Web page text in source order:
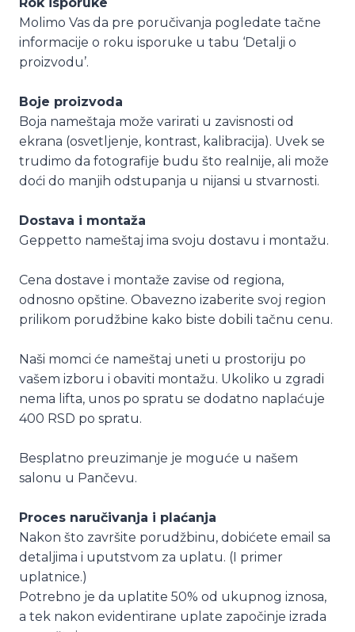
Molimo Vas da pre poručivanja pogledate tačne
informacije o roku isporuke u tabu ‘Detalji o
proizvodu’.
Boje proizvoda
Boja nameštaja može varirati u zavisnosti od
ekrana (osvetljenje, kontrast, kalibracija). Uvek se
trudimo da fotografije budu što realnije, ali može
doći do manjih odstupanja u nijansi u stvarnosti.
Dostava i montaža
Geppetto nameštaj ima svoju dostavu i montažu.
Cena dostave i montaže zavise od regiona,
odnosno opštine. Obavezno izaberite svoj region
prilikom porudžbine kako biste dobili tačnu cenu.
Naši momci će nameštaj uneti u prostoriju po
vašem izboru i obaviti montažu. Ukoliko u zgradi
nema lifta, unos po spratu se dodatno naplaćuje
400 RSD po spratu.
Besplatno preuzimanje je moguće u našem
salonu u Pančevu.
Proces naručivanja i plaćanja
Nakon što završite porudžbinu, dobićete email sa
detaljima i uputstvom za uplatu. (I primer
uplatnice.)
Potrebno je da uplatite 50% od ukupnog iznosa,
a tek nakon evidentirane uplate započinje izrada